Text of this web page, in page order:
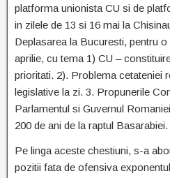
platforma unionista CU si de
in zilele de 13 si 16 mai la
Deplasarea la Bucuresti, pentru
aprilie, cu tema 1) CU –
prioritati. 2). Problema cetateniei
legislative la zi. 3. Propunerile
Parlamentul si Guvernul
200 de ani de la raptul Basarabiei.
Pe linga aceste chestiuni, s-a
pozitii fata de ofensiva